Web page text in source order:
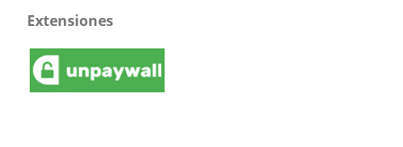
Extensiones